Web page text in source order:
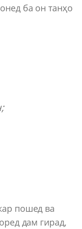
ба он танҳо
пошед ва
дам гирад,